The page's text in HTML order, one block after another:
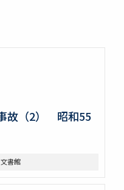
故（2） 昭和55
書館